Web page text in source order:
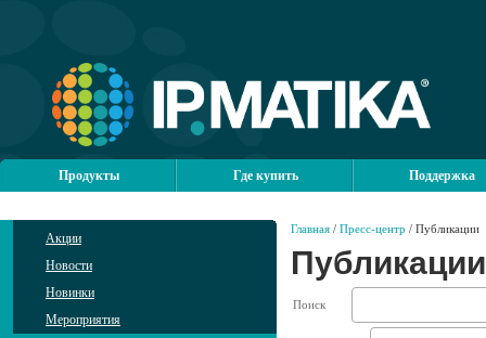
Продукты Где купить Поддержка
Акции
Новости
Новинки
Мероприятия
Главная / Пресс-центр / Публикации
Публикации
Поиск